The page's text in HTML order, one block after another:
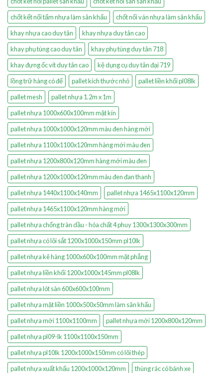
chốt kết nối tấm nhựa làm sân khấu
chốt nối ván nhựa làm sân khấu
khay nhựa cao duy tân
khay nhựa duy tân cao
khay phụ tùng cao duy tân
khay phụ tùng duy tân 718
khay đựng ốc vít duy tân cao
kệ dụng cụ duy tân đại 719
lồng trữ hàng có đế
pallet kích thước nhỏ
pallet liền khối pl08lk
pallet mesh
pallet nhựa 1.2m x 1m
pallet nhựa 1000x600x100mm mặt kín
pallet nhựa 1000x1000x120mm màu đen hàng mới
pallet nhựa 1100x1100x120mm hàng mới màu đen
pallet nhựa 1200x800x120mm hàng mới màu đen
pallet nhựa 1200x1000x120mm màu đen đan thanh
pallet nhựa 1440x1100x140mm
pallet nhựa 1465x1100x120mm
pallet nhựa 1465x1100x120mm hàng mới
pallet nhựa chống tràn dầu - hóa chất 4 phuy 1300x1300x300mm
pallet nhựa có lõi sắt 1200x1000x150mm pl10lk
pallet nhựa kê hàng 1000x600x100mm mặt phẳng
pallet nhựa liền khối 1200x1000x145mm pl08lk
pallet nhựa lót sàn 600x600x100mm
pallet nhựa mặt liền 1000x500x50mm làm sân khấu
pallet nhựa mới 1100x1100mm
pallet nhựa mới 1200x800x120mm
pallet nhựa pl09-lk 1100x1100x150mm
pallet nhựa pl10lk 1200x1000x150mm có lõi thép
pallet nhựa xuất khẩu 1200x1000x120mm
thùng rác có bánh xe